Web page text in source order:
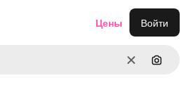
ОчиститьПоиск
Цены Войти